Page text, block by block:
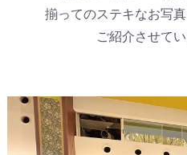
揃ってのステキなお写
ご紹介させてい